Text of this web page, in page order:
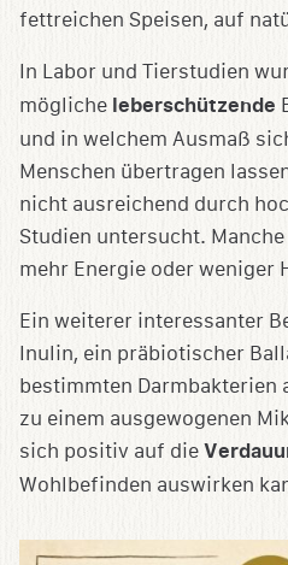
fettreichen Speisen, auf
In Labor und Tierstudien
mögliche leberschützende
und in welchem Ausmaß
Menschen übertragen
nicht ausreichend durch
Studien untersucht.
mehr Energie oder weniger
Ein weiterer interessanter
Inulin, ein präbiotischer
bestimmten Darmbakterien
zu einem ausgewogenen
sich positiv auf die
Wohlbefinden auswirken